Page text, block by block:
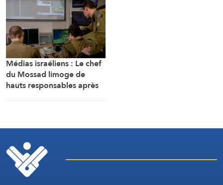
Médias israéliens : Le chef
du Mossad limoge de
hauts responsables après